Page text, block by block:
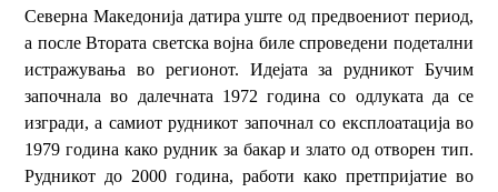
Северна Македонија датира уште од предвоениот период,
а после Втората светска војна биле спроведени подетални
истражувања во регионот. Идејата за рудникот Бучим
започнала во далечната 1972 година со одлуката да се
изгради, а самиот рудникот започнал со експлоатација во
1979 година како рудник за бакар и злато од отворен тип.
Рудникот до 2000 година, работи како претпријатие во